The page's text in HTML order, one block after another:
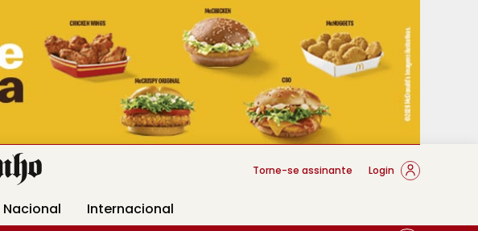
DM Arquidiocese Braga
Torne-se assinante Login
Nacional
Internacional